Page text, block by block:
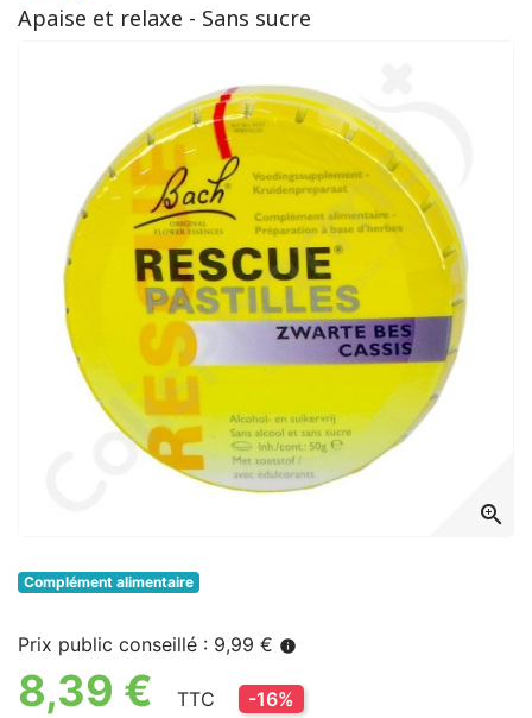
Apaise et relaxe - Sans sucre
zoom_in
Complément alimentaire
Prix public conseillé : 9,99 € info
8,39 € TTC -16%